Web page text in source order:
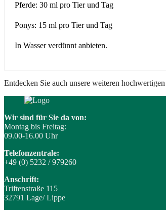
Pferde: 30 ml pro Tier und Tag
Ponys: 15 ml pro Tier und Tag
In Wasser verdünnt anbieten.
Entdecken Sie auch unsere weiteren
Wir sind für Sie da von:
Montag bis Freitag:
09.00-16.00 Uhr
Telefonzentrale:
+49 (0) 5232 / 979260
Anschrift:
Triftenstraße 115
32791 Lage/ Lippe